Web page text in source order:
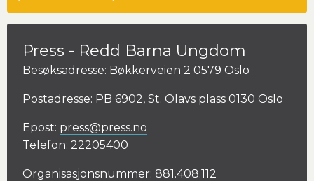
Press - Redd Barna Ungdom
Besøksadresse: Bøkkerveien 2 0579 Oslo
Postadresse: PB 6902, St. Olavs plass 0130 Oslo
Epost: press@press.no
Telefon: 22205400
Organisasjonsnummer: 881.408.112